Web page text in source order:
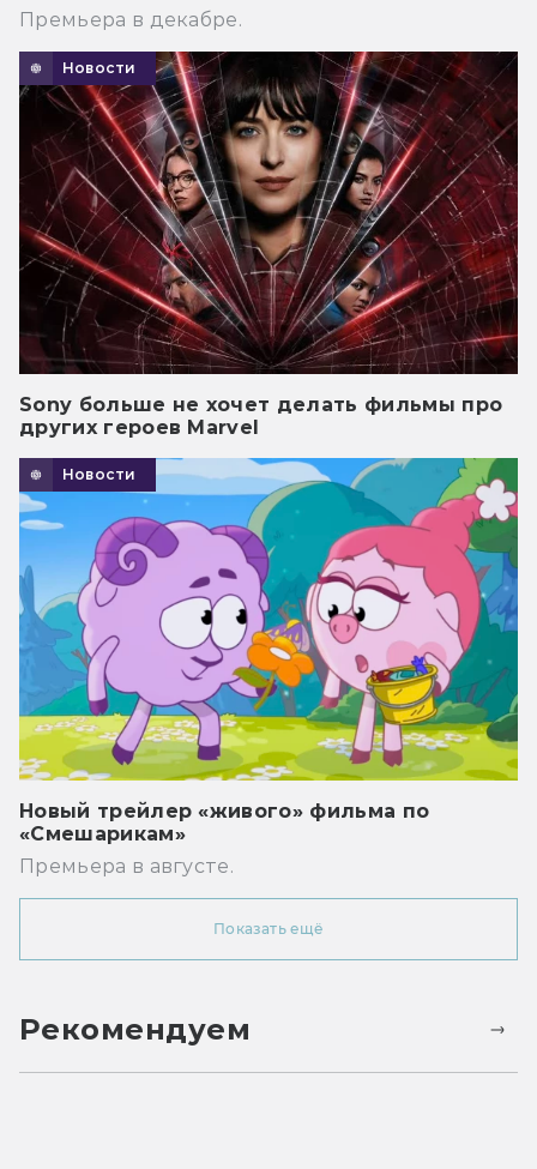
Премьера в декабре.
Новости
Sony больше не хочет делать фильмы про
других героев Marvel
Новости
Новый трейлер «живого» фильма по
«Смешарикам»
Премьера в августе.
Показать ещё
Рекомендуем